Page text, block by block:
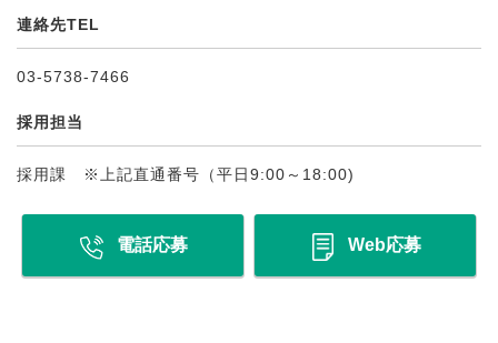
連絡先TEL
03-5738-7466
採用担当
採用課 ※上記直通番号（平日9:00～18:00)
電話応募 Web応募